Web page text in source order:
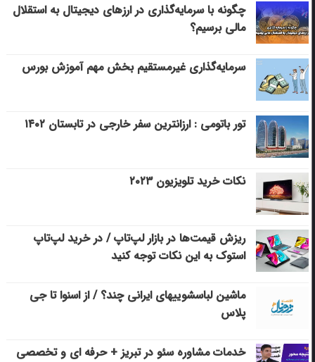
چگونه با سرمایه‌گذاری در ارزهای دیجیتال به استقلال
مالی برسیم؟
سرمایه‌گذاری غیرمستقیم بخش مهم آموزش بورس
تور باتومی : ارزانترین سفر خارجی در تابستان ۱۴۰۲
نکات خرید تلویزیون ۲۰۲۳
ریزش قیمت‌ها در بازار لپ‌تاپ / در خرید لپ‌تاپ
استوک به این نکات توجه کنید
ماشین لباسشویی‎های ایرانی چند؟ / از اسنوا تا جی
پلاس
خدمات مشاوره سئو در تبریز + حرفه ای و تخصصی